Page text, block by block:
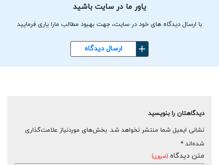
یاور ما در سایت باشید
با ارسال دیدگاه های خود در سایت، جهت بهبود مطالب مارا یاری فرمایید
ارسال دیدگاه
دیدگاهتان را بنویسید
نشانی ایمیل شما منتشر نخواهد شد. بخش‌های موردنیاز علامت‌گذاری
شده‌اند *
متن دیدگاه (ضروری)